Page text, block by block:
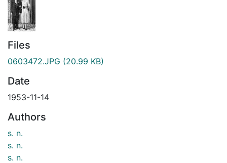
Files
0603472.JPG (20.99 KB)
Date
1953-11-14
Authors
s. n.
s. n.
s. n.